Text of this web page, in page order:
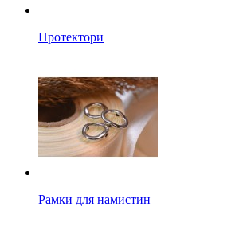
Протектори
Рамки для намистин